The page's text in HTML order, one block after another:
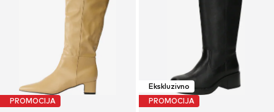
PROMOCIJA
Ekskluzivno
PROMOCIJA